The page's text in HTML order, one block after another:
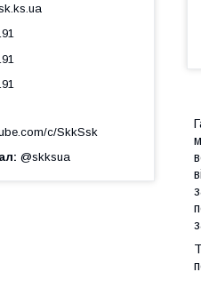
c/SkkSsk
@skksua